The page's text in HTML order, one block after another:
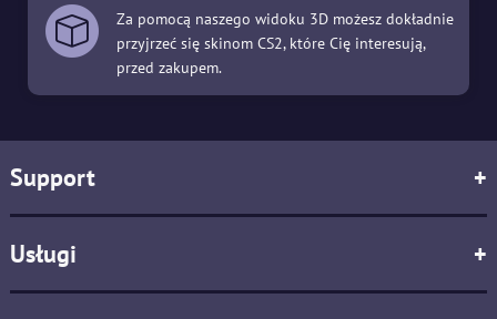
Za pomocą naszego widoku 3D możesz dokładnie
przyjrzeć się skinom CS2, które Cię interesują,
przed zakupem.
Support +
Usługi +